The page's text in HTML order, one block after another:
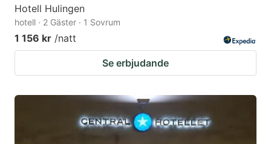
Hotell Hulingen
hotell · 2 Gäster · 1 Sovrum
1 156 kr /natt
Se erbjudande